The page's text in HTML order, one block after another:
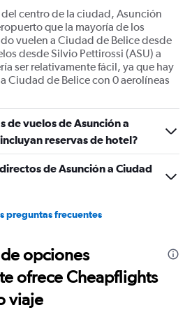
centro de la ciudad, Asunción
que la mayoría de los
vuelen a Ciudad de Belice desde
desde Silvio Pettirossi (ASU) a
ser relativamente fácil, ya que hay
Ciudad de Belice con 0 aerolíneas
de vuelos de Asunción a
reservas de hotel?
de Asunción a Ciudad
preguntas frecuentes
opciones
ofrece Cheapflights
viaje